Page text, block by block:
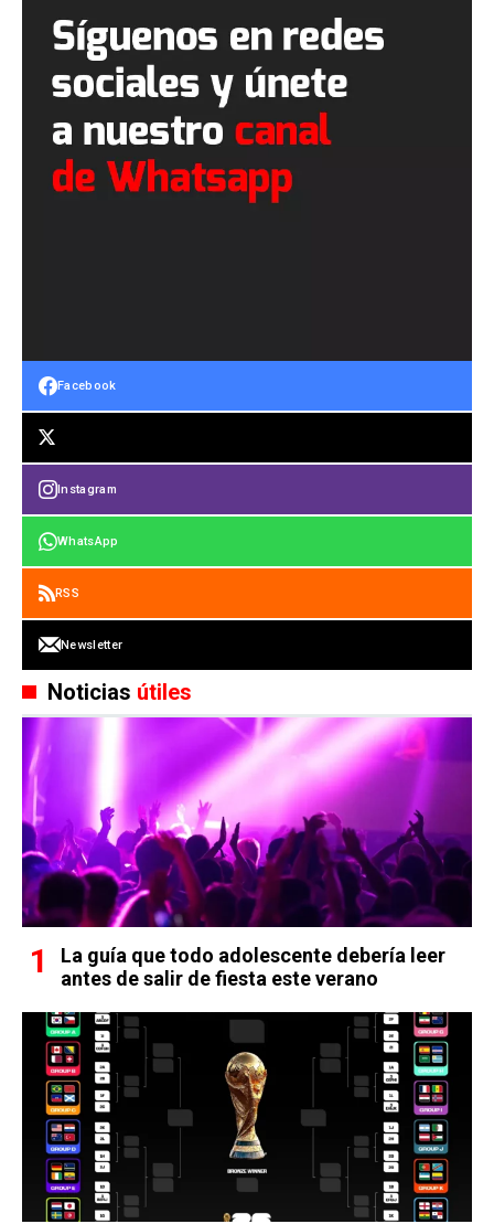
Facebook
Instagram
WhatsApp
RSS
Newsletter
Noticias útiles
La guía que todo adolescente debería leer
antes de salir de fiesta este verano